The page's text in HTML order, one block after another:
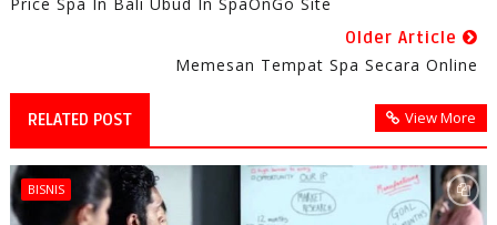
Older Article
Memesan Tempat Spa Secara Online
RELATED POST View More
BISNIS